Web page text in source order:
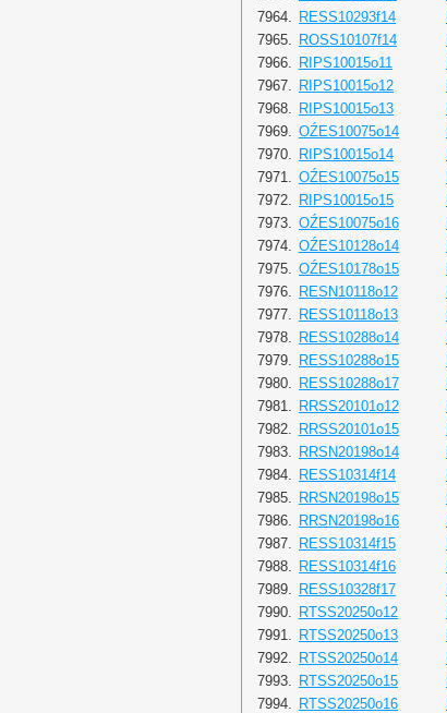
7964. RESS10293f14
7965. ROSS10107f14
7966. RIPS10015o11
7967. RIPS10015o12
7968. RIPS10015o13
7969. OŹES10075o14
7970. RIPS10015o14
7971. OŹES10075o15
7972. RIPS10015o15
7973. OŹES10075o16
7974. OŹES10128o14
7975. OŹES10178o15
7976. RESN10118o12
7977. RESS10118o13
7978. RESS10288o14
7979. RESS10288o15
7980. RESS10288o17
7981. RRSS20101o12
7982. RRSS20101o15
7983. RRSN20198o14
7984. RESS10314f14
7985. RRSN20198o15
7986. RRSN20198o16
7987. RESS10314f15
7988. RESS10314f16
7989. RESS10328f17
7990. RTSS20250o12
7991. RTSS20250o13
7992. RTSS20250o14
7993. RTSS20250o15
7994. RTSS20250o16